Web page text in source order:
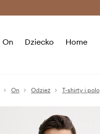
On Dziecko Home
On Odzież T-shirty i polo